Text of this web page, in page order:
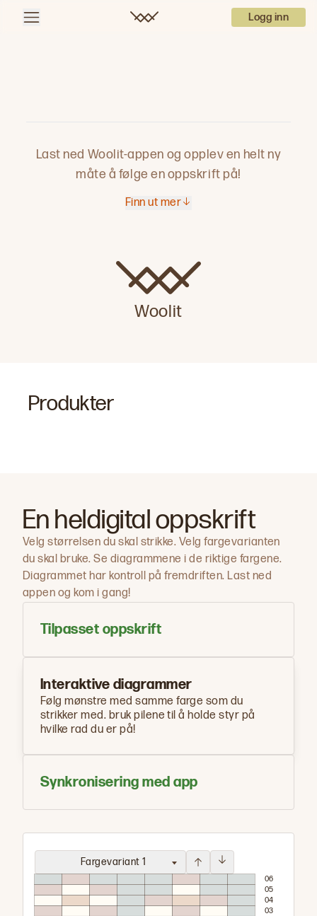
Logg inn
Last ned Woolit-appen og opplev en helt ny
måte å følge en oppskrift på!
Finn ut mer
Woolit
Produkter
En heldigital oppskrift
Velg størrelsen du skal strikke. Velg fargevarianten
du skal bruke. Se diagrammene i de riktige fargene.
Diagrammet har kontroll på fremdriften. Last ned
appen og kom i gang!
Tilpasset oppskrift
Interaktive diagrammer
Følg mønstre med samme farge som du
strikker med. bruk pilene til å holde styr på
hvilke rad du er på!
Synkronisering med app
Fargevariant 1
06
05
04
03